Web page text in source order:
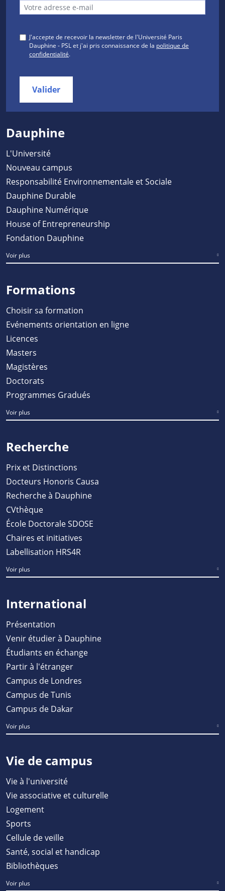
J'accepte de recevoir la newsletter de l'Université Paris
Dauphine - PSL et j'ai pris connaissance de la politique de
confidentialité.
Valider
Dauphine
L'Université
Nouveau campus
Responsabilité Environnementale et Sociale
Dauphine Durable
Dauphine Numérique
House of Entrepreneurship
Fondation Dauphine
Voir plus
Formations
Choisir sa formation
Evénements orientation en ligne
Licences
Masters
Magistères
Doctorats
Programmes Gradués
Voir plus
Recherche
Prix et Distinctions
Docteurs Honoris Causa
Recherche à Dauphine
CVthèque
École Doctorale SDOSE
Chaires et initiatives
Labellisation HRS4R
Voir plus
International
Présentation
Venir étudier à Dauphine
Étudiants en échange
Partir à l'étranger
Campus de Londres
Campus de Tunis
Campus de Dakar
Voir plus
Vie de campus
Vie à l'université
Vie associative et culturelle
Logement
Sports
Cellule de veille
Santé, social et handicap
Bibliothèques
Voir plus